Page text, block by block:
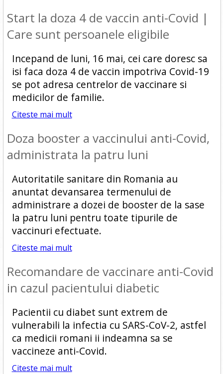
Start la doza 4 de vaccin anti-Covid |
Care sunt persoanele eligibile
Incepand de luni, 16 mai, cei care doresc sa
isi faca doza 4 de vaccin impotriva Covid-19
se pot adresa centrelor de vaccinare si
medicilor de familie.
Citeste mai mult
Doza booster a vaccinului anti-Covid,
administrata la patru luni
Autoritatile sanitare din Romania au
anuntat devansarea termenului de
administrare a dozei de booster de la sase
la patru luni pentru toate tipurile de
vaccinuri efectuate.
Citeste mai mult
Recomandare de vaccinare anti-Covid
in cazul pacientului diabetic
Pacientii cu diabet sunt extrem de
vulnerabili la infectia cu SARS-CoV-2, astfel
ca medicii romani ii indeamna sa se
vaccineze anti-Covid.
Citeste mai mult